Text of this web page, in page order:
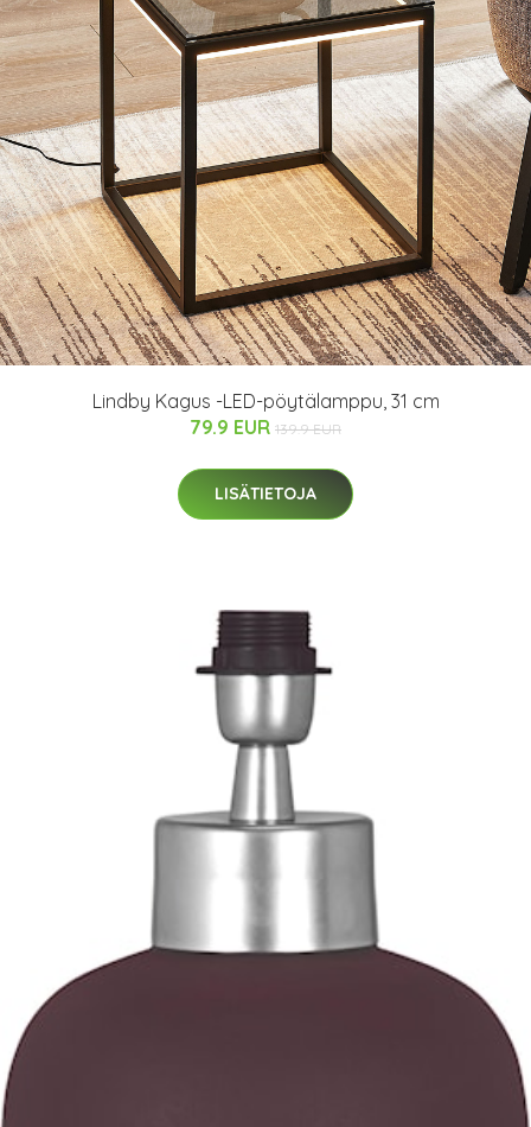
Lindby Kagus -LED-pöytälamppu, 31 cm
79.9 EUR 139.9 EUR
LISÄTIETOJA